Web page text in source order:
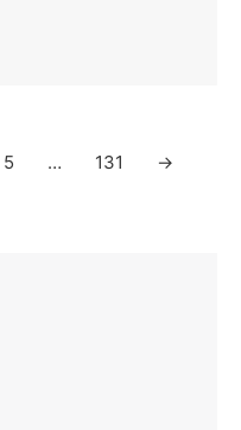
5 … 131 →